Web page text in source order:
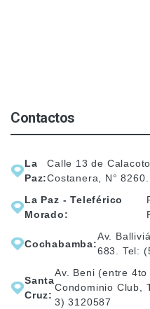
Contactos
La
Paz:
Calle 13 de
Costanera, N°
La Paz - Teleférico
Morado:
Cochabamba:
Av.
683. Tel:
Santa
Cruz:
Av. Beni (entre
Condominio Club,
3) 3120587